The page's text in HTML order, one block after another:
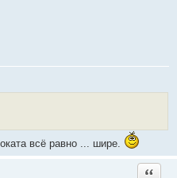
всё равно ... шире.